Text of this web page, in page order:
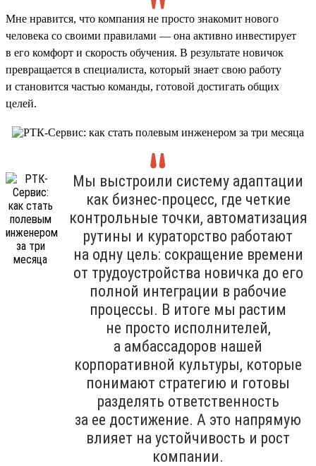
Мне нравится, что компания не просто знакомит нового
человека со своими правилами — она активно инвестирует
в его комфорт и скорость обучения. В результате новичок
превращается в специалиста, который знает свою работу
и становится частью команды, готовой достигать общих
целей.
Мы выстроили систему адаптации
как бизнес-процесс, где четкие
контрольные точки, автоматизация
рутины и кураторство работают
на одну цель: сокращение времени
от трудоустройства новичка до его
полной интеграции в рабочие
процессы. В итоге мы растим
не просто исполнителей,
а амбассадоров нашей
корпоративной культуры, которые
понимают стратегию и готовы
разделять ответственность
за ее достижение. А это напрямую
влияет на устойчивость и рост
компании.